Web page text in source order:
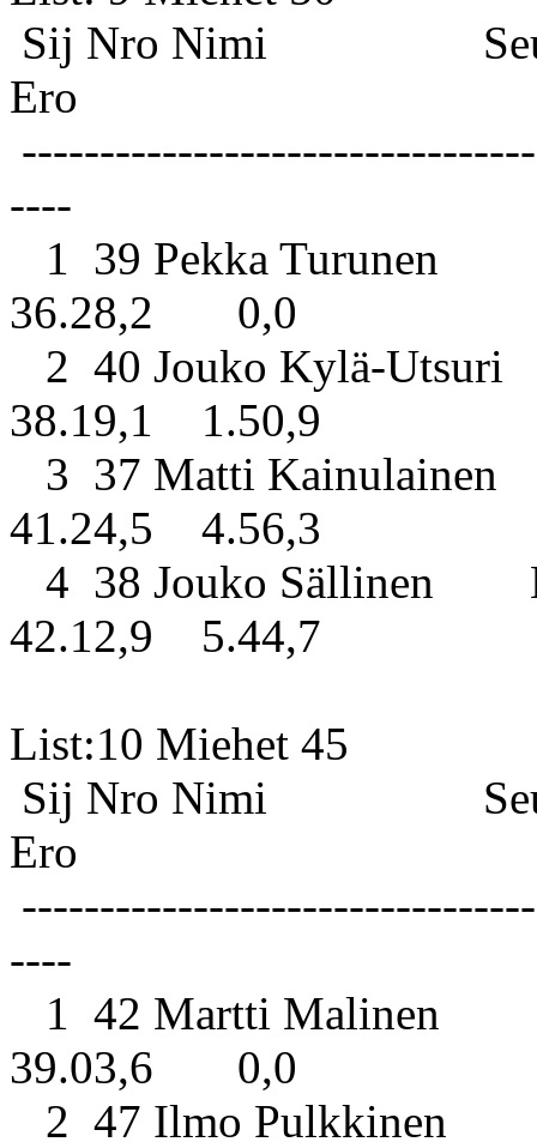
Sij Nro Nimi
Ero
----
1 39 Pekka Turunen
36.28,2 0,0
2 40 Jouko Kylä-
38.19,1 1.50,9
3 37 Matti
41.24,5 4.56,3
4 38 Jouko Sällinen
42.12,9 5.44,7
List:10
Sij Nro Nimi
Ero
----
1 42 Martti
39.03,6 0,0
2 47 Ilmo